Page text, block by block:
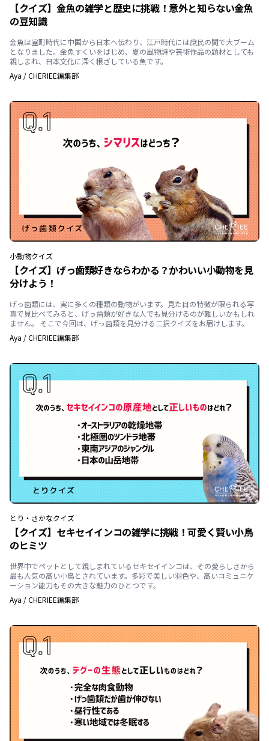
【クイズ】金魚の雑学と歴史に挑戦！意外と知らない金魚
の豆知識
金魚は室町時代に中国から日本へ伝わり、江戸時代には庶民の間で大ブーム
となりました。金魚すくいをはじめ、夏の風物詩や芸術作品の題材としても
親しまれ、日本文化に深く根ざしている魚です。
Aya /CHERIEE編集部
小動物クイズ
【クイズ】げっ歯類好きならわかる？かわいい小動物を見
分けよう！
げっ歯類には、実に多くの種類の動物がいます。見た目の特徴が限られる写
真で見比べてみると、げっ歯類が好きな人でも見分けるのが難しいかもしれ
ません。 そこで今回は、げっ歯類を見分ける二択クイズをお届けします。
Aya /CHERIEE編集部
とり・さかなクイズ
【クイズ】セキセイインコの雑学に挑戦！可愛く賢い小鳥
のヒミツ
世界中でペットとして親しまれているセキセイインコは、その愛らしさから
最も人気の高い小鳥とされています。多彩で美しい羽色や、高いコミュニケ
ーション能力もその大きな魅力のひとつです。
Aya /CHERIEE編集部